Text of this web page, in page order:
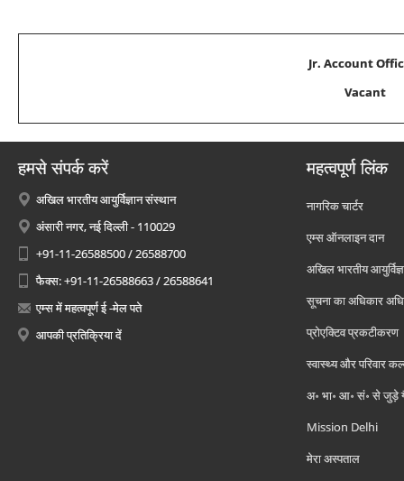
Jr. Account
Vacant
हमसे संपर्क करें
अखिल भारतीय आयुर्विज्ञान संस्थान
अंसारी नगर, नई दिल्ली - 110029
+91-11-26588500 / 26588700
फैक्स: +91-11-26588663 / 26588641
एम्स में महत्वपूर्ण ई -मेल पते
आपकी प्रतिक्रिया दें
महत्वपूर्ण लिंक
नागरिक चार्टर
एम्स ऑनलाइन दान
अखिल भारतीय
सूचना का अधिकार
प्रोएक्टिव प्रकटीकरण
स्वास्थ्य और परिवार
अ॰ भा॰ आ॰ सं॰ से जुड़े
Mission Delhi
मेरा अस्पताल